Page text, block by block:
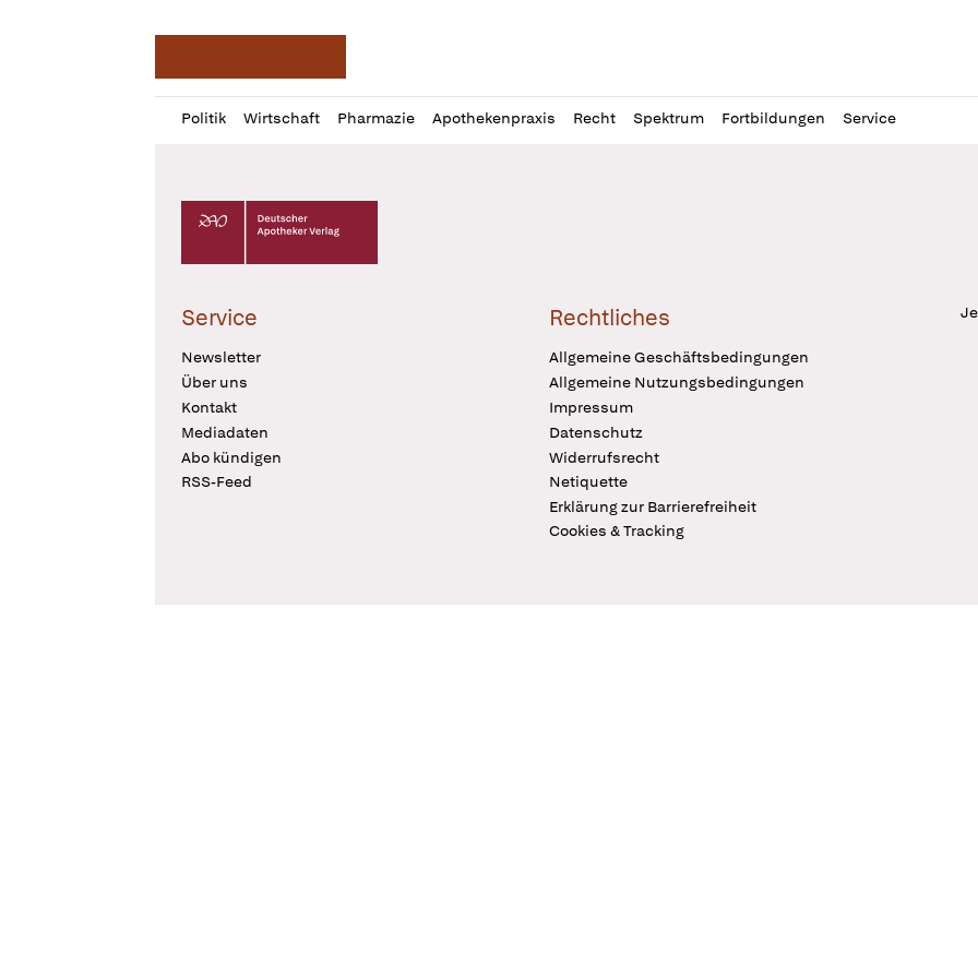
Politik Wirtschaft Pharmazie Apothekenpraxis Recht Spektrum Fortbildungen Service
Profil
öffnen
Daz
Pur
Deutscher Apotheker Verlag Logo
Service
Newsletter
Über uns
Kontakt
Mediadaten
Abo kündigen
RSS-Feed
Rechtliches
Allgemeine Geschäftsbedingungen
Allgemeine Nutzungsbedingungen
Impressum
Datenschutz
Widerrufsrecht
Netiquette
Erklärung zur Barrierefreiheit
Cookies & Tracking